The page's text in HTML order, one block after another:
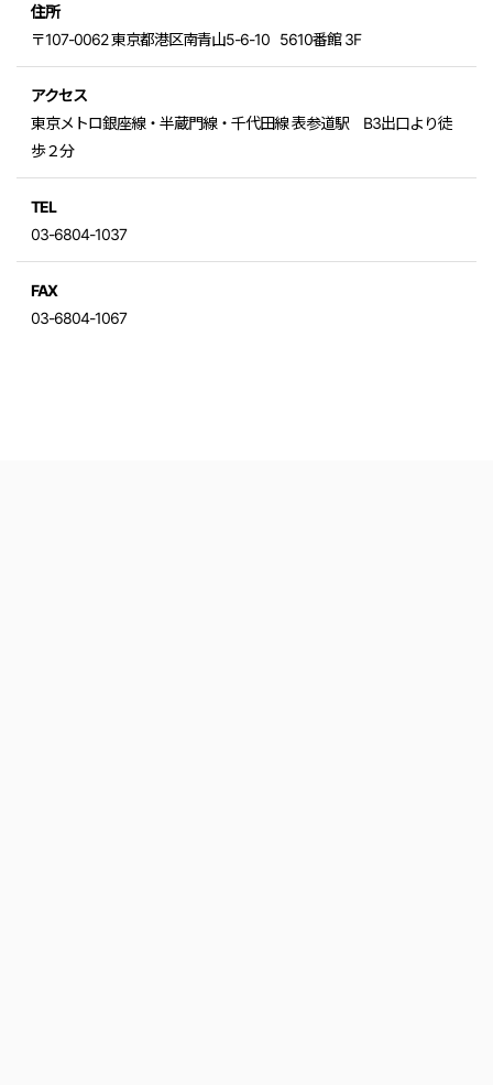
住所
〒107-0062 東京都港区南青山5-6-10 5610番館 3F
アクセス
東京メトロ銀座線・半蔵門線・千代田線 表参道駅 B3出口より徒
歩２分
TEL
03-6804-1037
FAX
03-6804-1067